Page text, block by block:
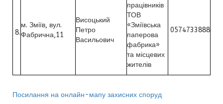
8.
м. Зміїв, вул.
Фабрична,11
Висоцький
Петро
Васильович
працівників
ТОВ
«Зміївська
паперова
фабрика»
та місцевих
жителів
0574733888
Посилання на онлайн-мапу захисних споруд